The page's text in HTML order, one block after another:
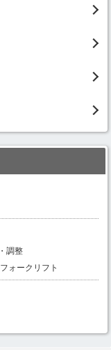
調整
フォークリフト